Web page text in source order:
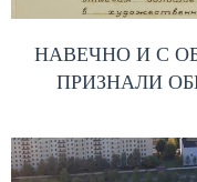
НАВЕЧНО И С
ПРИЗНАЛИ